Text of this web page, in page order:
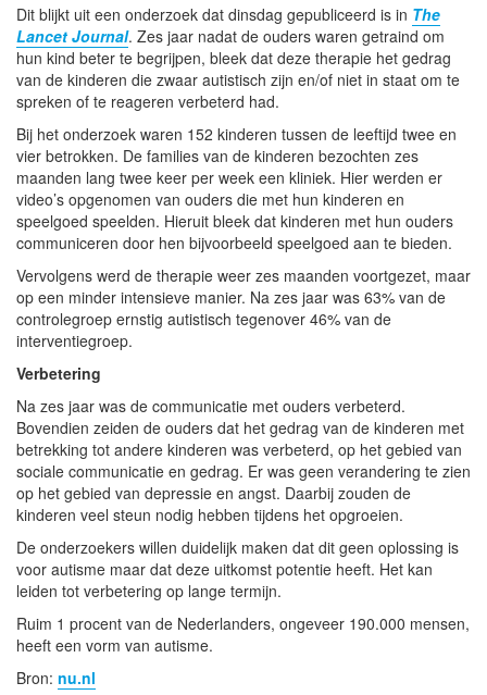
Dit blijkt uit een onderzoek dat dinsdag gepubliceerd is in The
Lancet Journal. Zes jaar nadat de ouders waren getraind om
hun kind beter te begrijpen, bleek dat deze therapie het gedrag
van de kinderen die zwaar autistisch zijn en/of niet in staat om te
spreken of te reageren verbeterd had.
Bij het onderzoek waren 152 kinderen tussen de leeftijd twee en
vier betrokken. De families van de kinderen bezochten zes
maanden lang twee keer per week een kliniek. Hier werden er
video’s opgenomen van ouders die met hun kinderen en
speelgoed speelden. Hieruit bleek dat kinderen met hun ouders
communiceren door hen bijvoorbeeld speelgoed aan te bieden.
Vervolgens werd de therapie weer zes maanden voortgezet, maar
op een minder intensieve manier. Na zes jaar was 63% van de
controlegroep ernstig autistisch tegenover 46% van de
interventiegroep.
Verbetering
Na zes jaar was de communicatie met ouders verbeterd.
Bovendien zeiden de ouders dat het gedrag van de kinderen met
betrekking tot andere kinderen was verbeterd, op het gebied van
sociale communicatie en gedrag. Er was geen verandering te zien
op het gebied van depressie en angst. Daarbij zouden de
kinderen veel steun nodig hebben tijdens het opgroeien.
De onderzoekers willen duidelijk maken dat dit geen oplossing is
voor autisme maar dat deze uitkomst potentie heeft. Het kan
leiden tot verbetering op lange termijn.
Ruim 1 procent van de Nederlanders, ongeveer 190.000 mensen,
heeft een vorm van autisme.
Bron: nu.nl